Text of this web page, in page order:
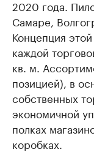
2020 года.
Самаре,
Концепция
каждой
кв. м.
позицией), в
собственных
экономичной
полках
коробках.